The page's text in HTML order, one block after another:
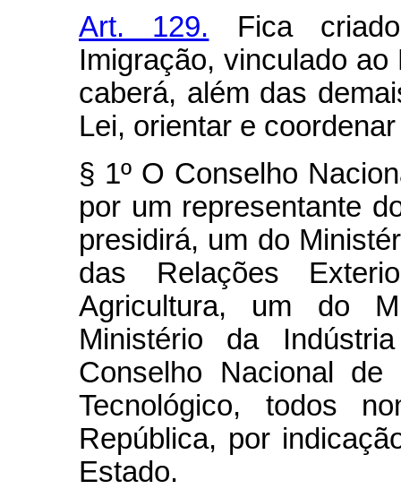
Art. 129. Fica
Imigração, vinculado
caberá, além das
Lei, orientar e
§ 1º O Conselho
por um representante
presidirá, um do
das Relações
Agricultura, um do
Ministério da
Conselho Nacional de
Tecnológico, todos
República, por
Estado.